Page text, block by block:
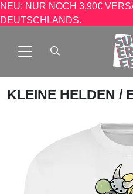
NEU: NUR NOCH 3,90€
DEUTSCHLANDS.
KLEINE HELDEN /